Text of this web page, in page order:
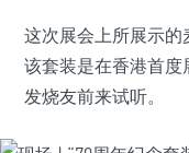
这次展会上所展示的
该套装是在香港首
发烧友前来试听。